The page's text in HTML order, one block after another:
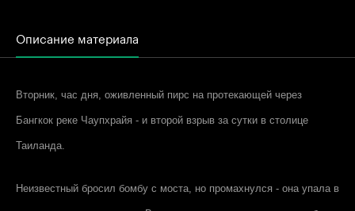
Описание материала
Вторник, час дня, оживленный пирс на протекающей через
Бангкок реке Чаупхрайя - и второй взрыв за сутки в столице
Таиланда.
Неизвестный бросил бомбу с моста, но промахнулся - она упала в